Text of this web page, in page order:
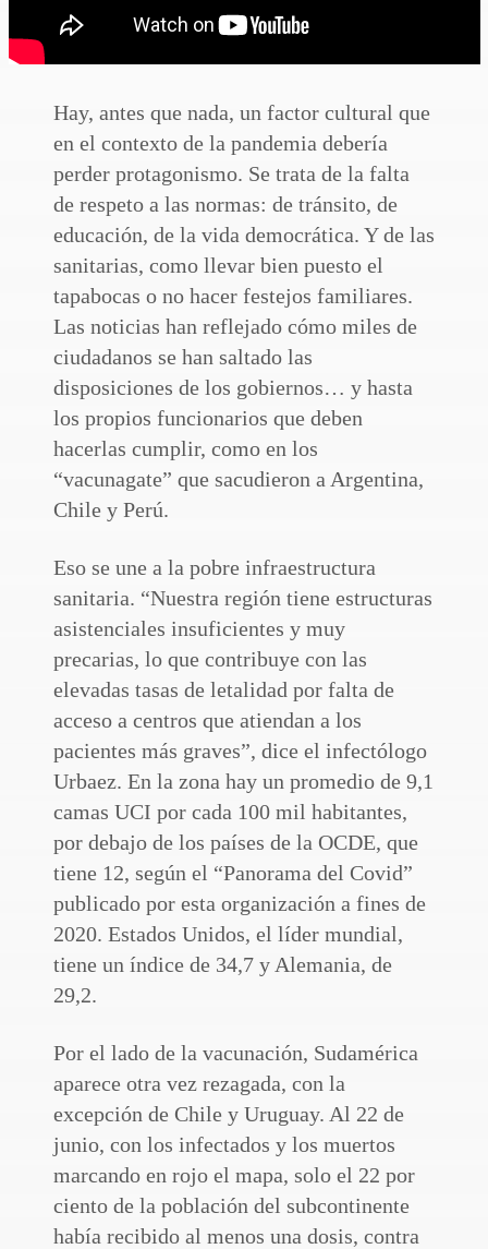
Hay, antes que nada, un factor cultural que
en el contexto de la pandemia debería
perder protagonismo. Se trata de la falta
de respeto a las normas: de tránsito, de
educación, de la vida democrática. Y de las
sanitarias, como llevar bien puesto el
tapabocas o no hacer festejos familiares.
Las noticias han reflejado cómo miles de
ciudadanos se han saltado las
disposiciones de los gobiernos… y hasta
los propios funcionarios que deben
hacerlas cumplir, como en los
“vacunagate” que sacudieron a Argentina,
Chile y Perú.
Eso se une a la pobre infraestructura
sanitaria. “Nuestra región tiene estructuras
asistenciales insuficientes y muy
precarias, lo que contribuye con las
elevadas tasas de letalidad por falta de
acceso a centros que atiendan a los
pacientes más graves”, dice el infectólogo
Urbaez. En la zona hay un promedio de 9,1
camas UCI por cada 100 mil habitantes,
por debajo de los países de la OCDE, que
tiene 12, según el “Panorama del Covid”
publicado por esta organización a fines de
2020. Estados Unidos, el líder mundial,
tiene un índice de 34,7 y Alemania, de
29,2.
Por el lado de la vacunación, Sudamérica
aparece otra vez rezagada, con la
excepción de Chile y Uruguay. Al 22 de
junio, con los infectados y los muertos
marcando en rojo el mapa, solo el 22 por
ciento de la población del subcontinente
había recibido al menos una dosis, contra